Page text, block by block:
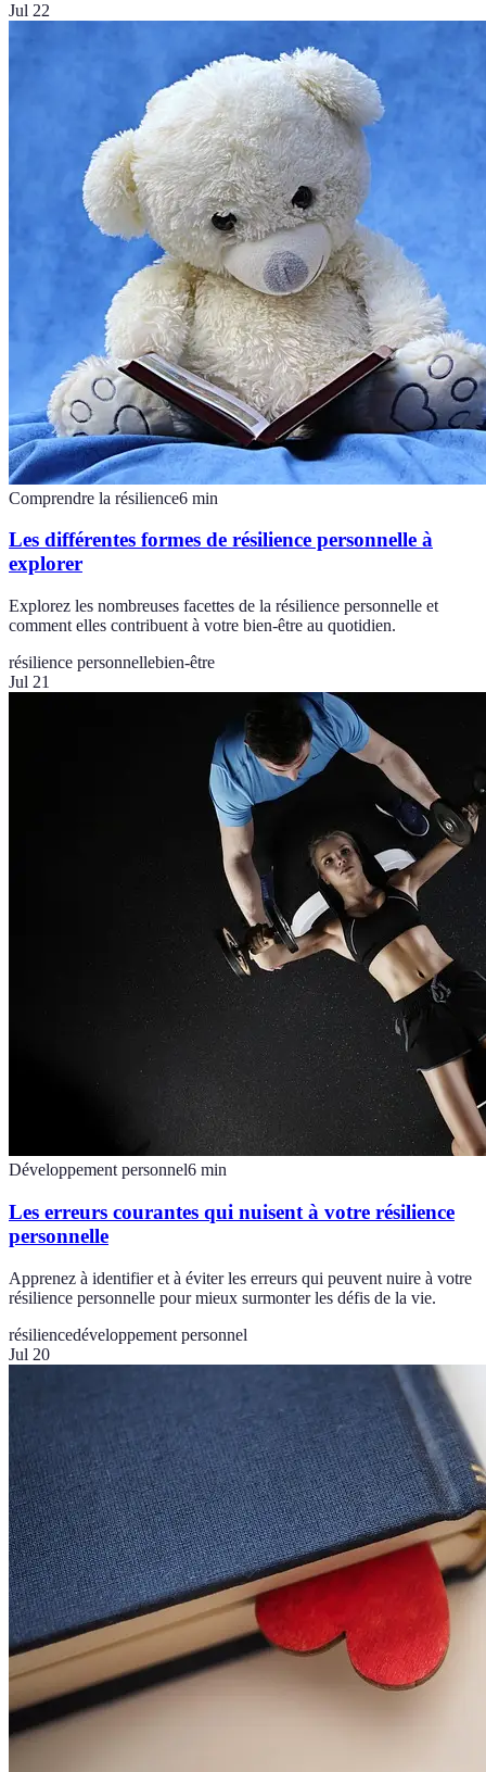
Jul 22
Comprendre la résilience6 min
Les différentes formes de résilience personnelle à
explorer
Explorez les nombreuses facettes de la résilience personnelle et
comment elles contribuent à votre bien-être au quotidien.
résilience personnellebien-être
Jul 21
Développement personnel6 min
Les erreurs courantes qui nuisent à votre résilience
personnelle
Apprenez à identifier et à éviter les erreurs qui peuvent nuire à votre
résilience personnelle pour mieux surmonter les défis de la vie.
résiliencedéveloppement personnel
Jul 20